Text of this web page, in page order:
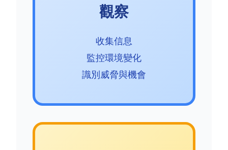
觀察
收集信息
監控環境變化
識別威脅與機會